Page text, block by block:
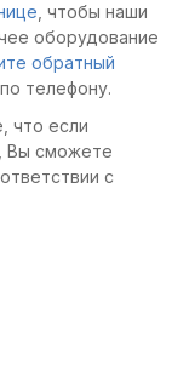
, чтобы наши
оборудование
обратный
телефону.
что если
Вы сможете
с